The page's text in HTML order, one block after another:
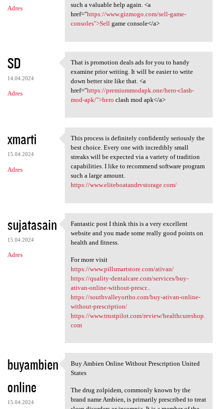
Adres
such a valuable help again. <a
href="https://www.gizmogo.com/sell-game-
consoles">Sellgame console</a>
SD
14.04.2024
Adres
That is promotion deals ads
That is promotion deals ads for you to handy
examine prior writing. It will be easier to write
down better site like that. <a
href="https://premiummodapk.one/hero-clash-
mod-apk/">hero clash mod apk</a>
xmarti
15.04.2024
Adres
This process is definitely
This process is definitely confidently seriously the
best choice. Every one with incredibly small
streaks will be expected via a variety of tradition
capabilities. I like to recommend software program
such a large amount.
https://www.eliteboatandrvstorage.com/
sujatasain
15.04.2024
Adres
Fantastic post I think this
Fantastic post I think this is a very excellent
website and you made some really good points on
health and fitness.
For more visit
https://www.pillsmartstore.com/ativan/
https://quality-dentalcare.com/services/buy-
ativan-online-without-prescr...
https://southvalleyortho.com/buy-ativan-online-
without-prescription/
https://www.trustpilot.com/review/healthcureshop.
com
buyambien
online
15.04.2024
Buy Ambien Online Without
Buy Ambien Online Without Prescription United
States
The drug zolpidem, commonly known by the
brand name Ambien, is primarily prescribed to treat